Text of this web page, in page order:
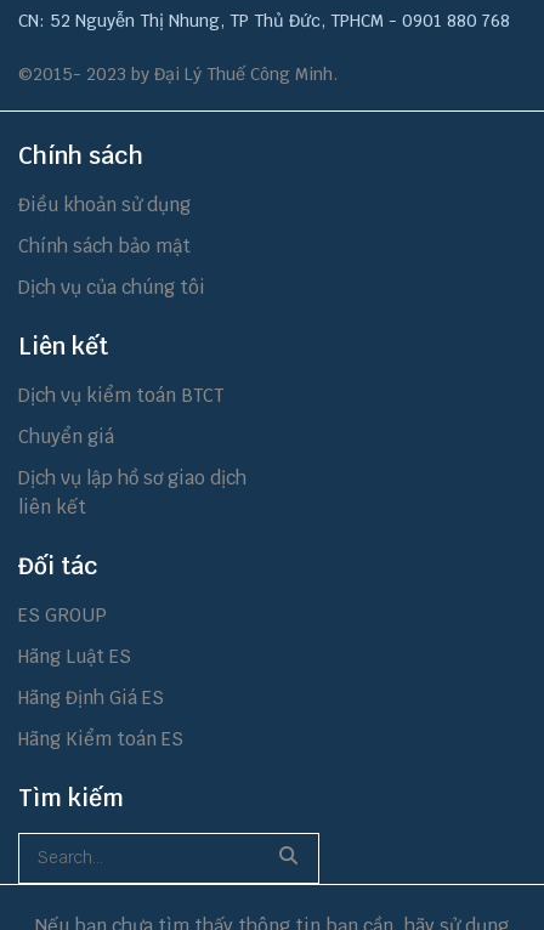
CN: 52 Nguyễn Thị Nhung, TP Thủ Đức, TPHCM - 0901 880 768
©2015- 2023 by Đại Lý Thuế Công Minh.
Chính sách
Điều khoản sử dụng
Chính sách bảo mật
Dịch vụ của chúng tôi
Liên kết
Dịch vụ kiểm toán BTCT
Chuyển giá
Dịch vụ lập hồ sơ giao dịch
liên kết
Đối tác
ES GROUP
Hãng Luật ES
Hãng Định Giá ES
Hãng Kiểm toán ES
Tìm kiếm